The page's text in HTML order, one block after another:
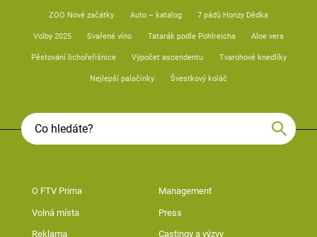
ZOO Nové začátky Auto – katalog 7 pádů Honzy Dědka
Volby 2025 Svařené víno Tatarák podle Pohlreicha Aloe vera
Pěstování lichořeřišnice Výpočet ascendentu Tvarohové knedlíky
Nejlepší palačinky Švestkový koláč
O FTV Prima Management
Volná místa Press
Reklama Castingy a výzvy